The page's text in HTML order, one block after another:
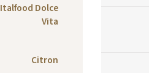
Italfood Dolce
Vita
Citron